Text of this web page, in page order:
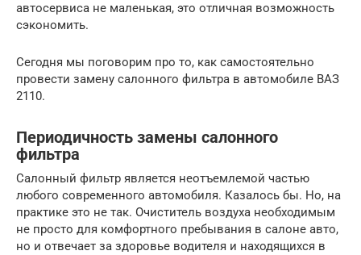
автосервиса не маленькая, это отличная возможность
сэкономить.
Сегодня мы поговорим про то, как самостоятельно
провести замену салонного фильтра в автомобиле ВАЗ
2110.
Периодичность замены салонного
фильтра
Салонный фильтр является неотъемлемой частью
любого современного автомобиля. Казалось бы. Но, на
практике это не так. Очиститель воздуха необходимым
не просто для комфортного пребывания в салоне авто,
но и отвечает за здоровье водителя и находящихся в